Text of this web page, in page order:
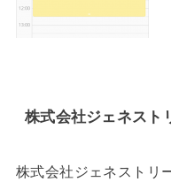
株式会社ジェネスト
株式会社ジェネストリ